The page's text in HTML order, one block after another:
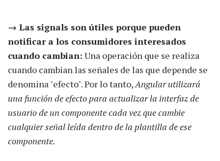
→ Las signals son útiles porque pueden
notificar a los consumidores interesados
cuando cambian: Una operación que se realiza
cuando cambian las señales de las que depende se
denomina "efecto". Por lo tanto,Angular utilizará
una función de efecto para actualizar la interfaz de
usuario de un componente cada vez que cambie
cualquier señal leída dentro de la plantilla de ese
componente.